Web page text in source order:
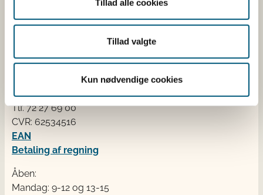
Tillad alle cookies
Tillad valgte
Kun nødvendige cookies
fra cafeer, restauranter og supermarkeder.
Fødevarestyrelsen
Stationsparken 31-33
2600 Glostrup
Tlf. 72 2​​​7 69 00
CVR: 62534516
EAN
Betaling af regning
Åben:
Mandag: 9-12 og 13-15